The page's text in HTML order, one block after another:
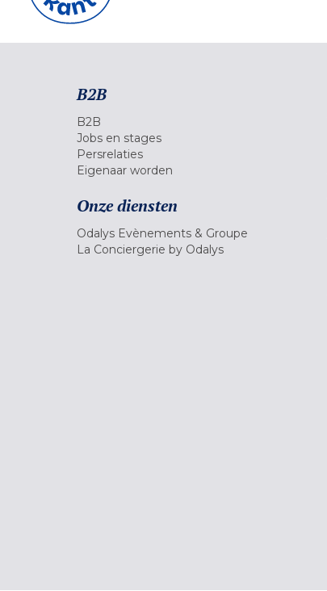
B2B
B2B
Jobs en stages
Persrelaties
Eigenaar worden
Onze diensten
Odalys Evènements & Groupe
La Conciergerie by Odalys